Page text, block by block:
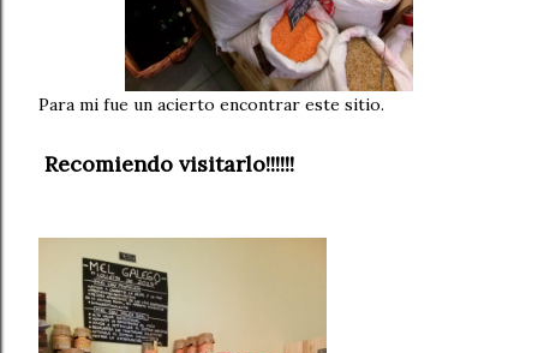
Para mi fue un acierto encontrar este sitio.
Recomiendo visitarlo!!!!!!